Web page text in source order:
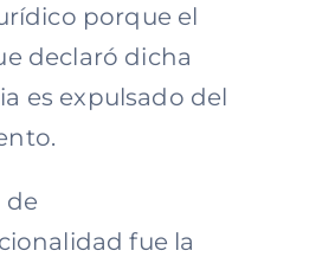
porque el
declaró dicha
es expulsado del
de
fue la